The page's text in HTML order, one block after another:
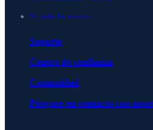
Ver todos los recursos
Soporte
Centro de confianza
Comunidad
Póngase en contacto con